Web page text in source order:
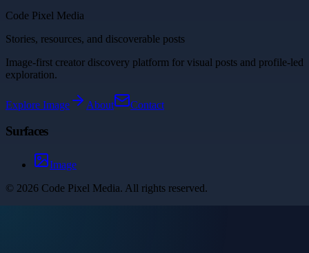
Code Pixel Media
Stories, resources, and discoverable posts
Image-first creator discovery platform for visual posts and profile-led
exploration.
Explore Image About Contact
Surfaces
Image
© 2026 Code Pixel Media. All rights reserved.